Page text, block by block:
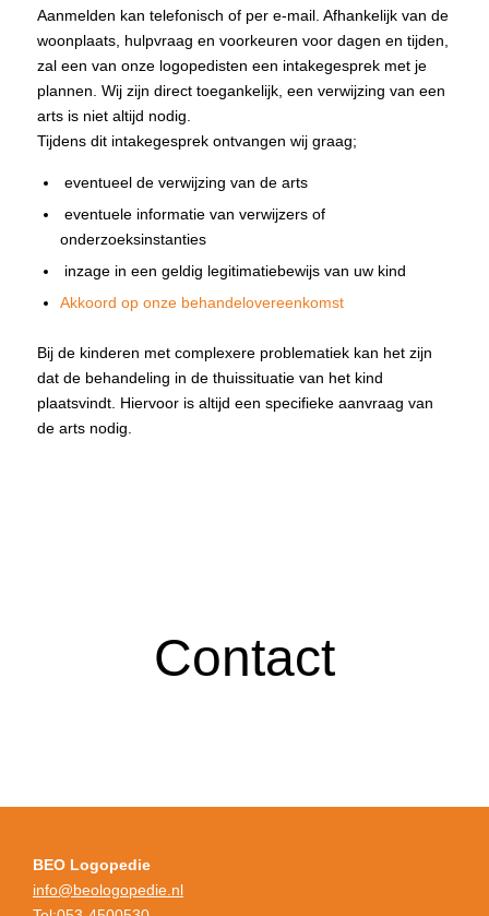
Aanmelden kan telefonisch of per e-mail. Afhankelijk van de
woonplaats, hulpvraag en voorkeuren voor dagen en tijden,
zal een van onze logopedisten een intakegesprek met je
plannen. Wij zijn direct toegankelijk, een verwijzing van een
arts is niet altijd nodig.
Tijdens dit intakegesprek ontvangen wij graag;
eventueel de verwijzing van de arts
eventuele informatie van verwijzers of
onderzoeksinstanties
inzage in een geldig legitimatiebewijs van uw kind
Akkoord op onze behandelovereenkomst
Bij de kinderen met complexere problematiek kan het zijn
dat de behandeling in de thuissituatie van het kind
plaatsvindt. Hiervoor is altijd een specifieke aanvraag van
de arts nodig.
Contact
BEO Logopedie
info@beologopedie.nl